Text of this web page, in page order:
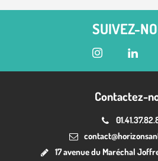
SUIVEZ-
Contactez-
17 avenue du Maréchal